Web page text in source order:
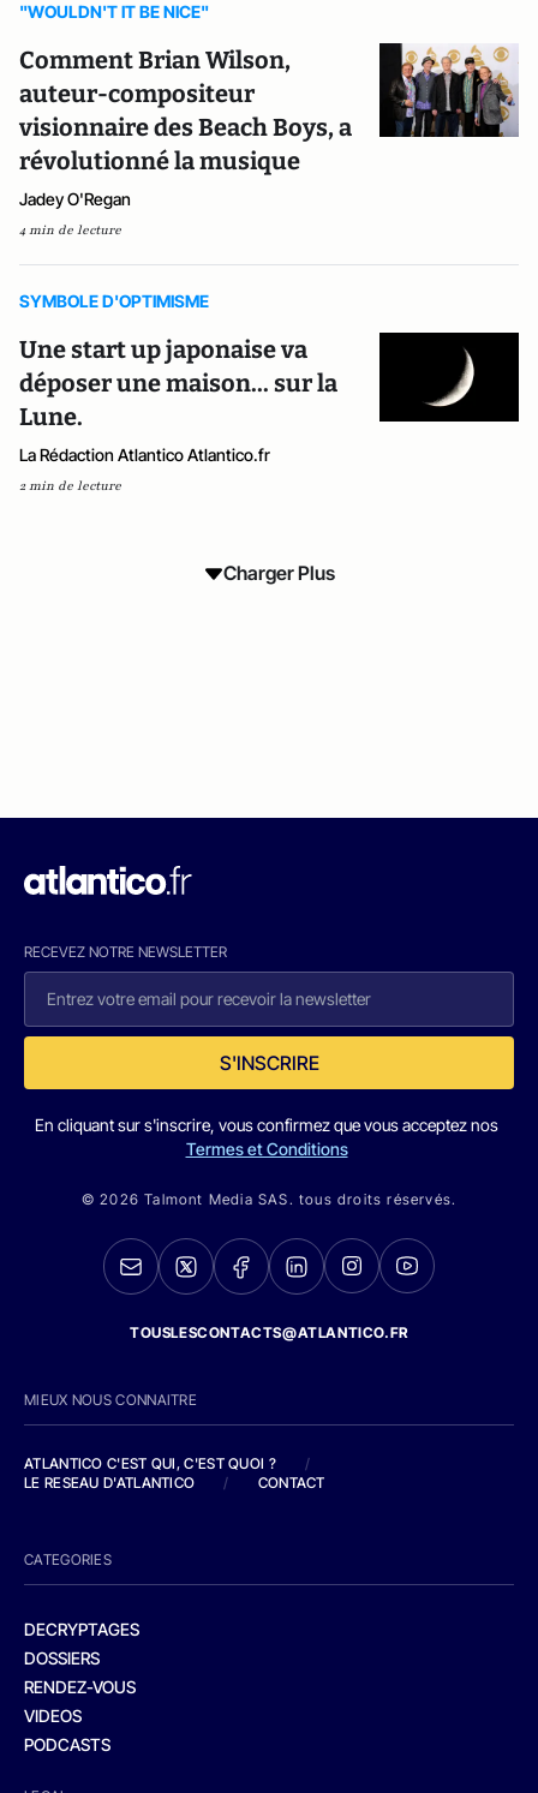
"WOULDN'T IT BE NICE"
Comment Brian Wilson,
auteur-compositeur
visionnaire des Beach Boys, a
révolutionné la musique
Jadey O'Regan
4 min de lecture
SYMBOLE D'OPTIMISME
Une start up japonaise va
déposer une maison... sur la
Lune.
La Rédaction Atlantico Atlantico.fr
2 min de lecture
Charger Plus
RECEVEZ NOTRE NEWSLETTER
S'INSCRIRE
En cliquant sur s'inscrire, vous confirmez que vous acceptez nos
Termes et Conditions
© 2026 Talmont Media SAS. tous droits réservés.
TOUSLESCONTACTS@ATLANTICO.FR
MIEUX NOUS CONNAITRE
ATLANTICO C'EST QUI, C'EST QUOI ?
/
LE RESEAU D'ATLANTICO
/ CONTACT
CATEGORIES
DECRYPTAGES
DOSSIERS
RENDEZ-VOUS
VIDEOS
PODCASTS